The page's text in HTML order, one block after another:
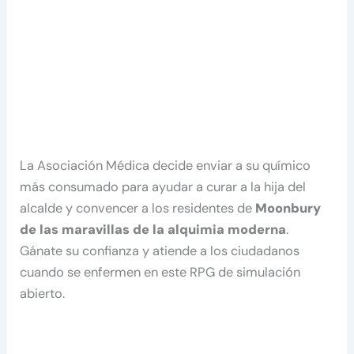
La Asociación Médica decide enviar a su químico
más consumado para ayudar a curar a la hija del
alcalde y convencer a los residentes de Moonbury
de las maravillas de la alquimia moderna.
Gánate su confianza y atiende a los ciudadanos
cuando se enfermen en este RPG de simulación
abierto.